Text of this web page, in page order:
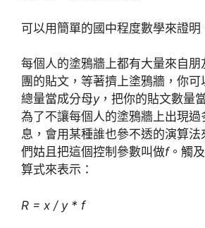
可以用簡單的國中程度數學來證明
每個人的塗鴉牆上都有大量來自朋
團的貼文，等著擠上塗鴉牆，你
總量當成分母y，把你的貼文數量
為了不讓每個人的塗鴉牆上出現過
息，會用某種誰也參不透的演算
們姑且把這個控制參數叫做f。觸
算式來表示：
R = x / y * f